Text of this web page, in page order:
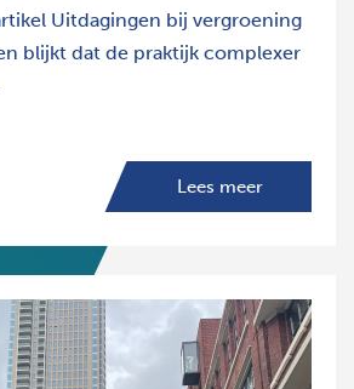
Uitdagingen bij vergroening
blijkt dat de praktijk complexer
Lees meer